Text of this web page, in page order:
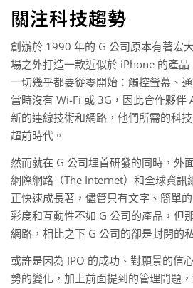
關注科技趨勢
創辦於 1990 年的 G 公司原本有著宏
場之外打造一款近似於 iPhone 的產
一切幾乎都要從零開始：觸控螢幕、
當時沒有 Wi-Fi 或 3G，因此合作夥伴
新的連線技術和網路，他們所需的科
超前時代。
然而就在 G 公司埋首研發的同時，外
網際網路（The Internet）和全球資訊
正快速成長著，儘管只有文字、簡單
彩度和互動性不如 G 公司的產品，但
網路，相比之下 G 公司的卻是封閉的
或許是因為 IPO 的成功、對願景的信
勢的變化，加上前面提到的管理問題